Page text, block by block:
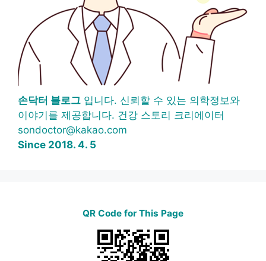
손닥터 블로그 입니다. 신뢰할 수 있는 의학정보와
이야기를 제공합니다. 건강 스토리 크리에이터
sondoctor@kakao.com
Since 2018. 4. 5
QR Code for This Page